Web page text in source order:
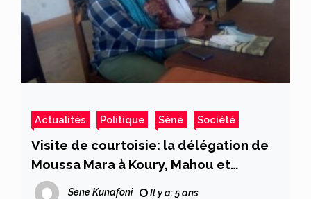
Actualités Politique Sènè Société
Visite de courtoisie: la délégation de
Moussa Mara à Koury, Mahou et
Yorosso
Sene Kunafoni Il y a: 5 ans